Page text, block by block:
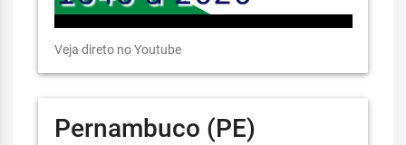
Veja direto no Youtube
Pernambuco (PE)